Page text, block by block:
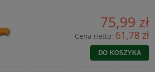
75,99 zł
Cena netto: 61,78 zł
DO KOSZYKA